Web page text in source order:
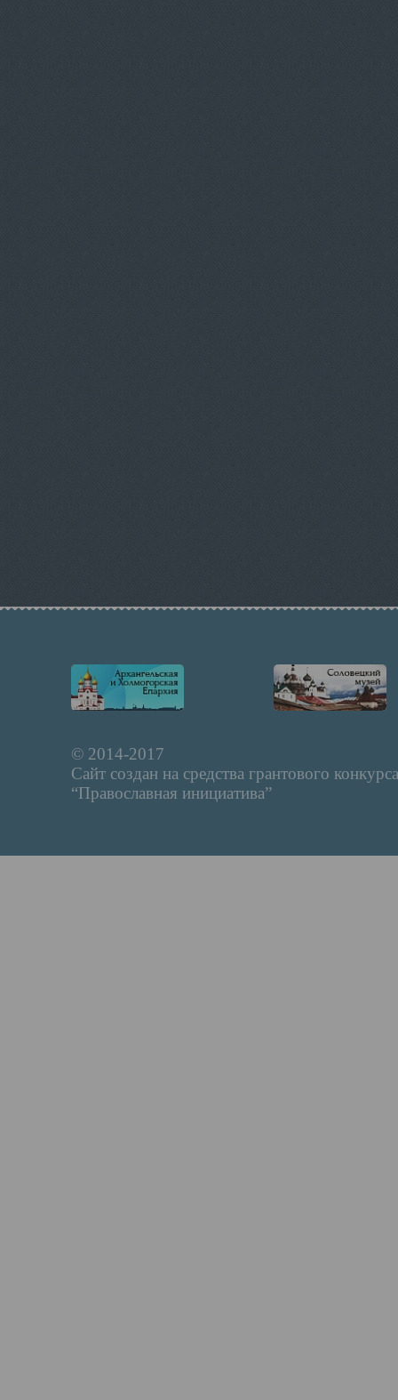
© 2014-2017
Сайт создан на средства грантового конкурса
“Православная инициатива”